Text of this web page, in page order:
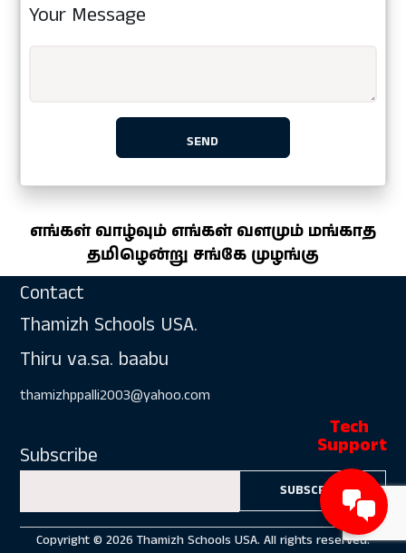
Your Message
எங்கள் வாழ்வும் எங்கள் வளமும் மங்காத
தமிழென்று சங்கே முழங்கு
Contact
Thamizh Schools USA.
Thiru va.sa. baabu
thamizhppalli2003@yahoo.com
Subscribe
Copyright © 2026 Thamizh Schools USA. All rights reserved.